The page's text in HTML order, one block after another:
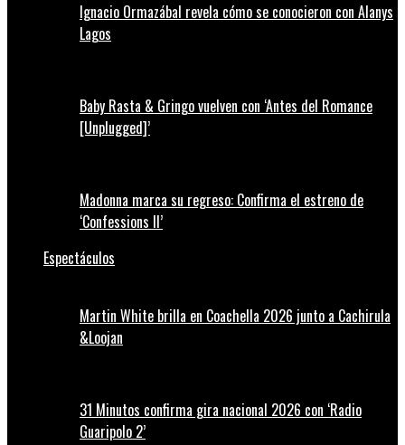
Ignacio Ormazábal revela cómo se conocieron con Alanys
Lagos
Baby Rasta & Gringo vuelven con ‘Antes del Romance
[Unplugged]’
Madonna marca su regreso: Confirma el estreno de
‘Confessions II’
Espectáculos
Martin White brilla en Coachella 2026 junto a Cachirula
&Loojan
31 Minutos confirma gira nacional 2026 con ‘Radio
Guaripolo 2’